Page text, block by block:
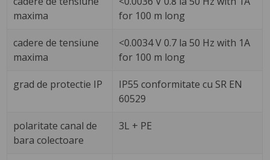
maxima
for 100 m long
cadere de tensiune
maxima
<0.0034 V 0.7 la 50 Hz with 1A
for 100 m long
grad de protectie IP
IP55 conformitate cu SR EN
60529
polaritate canal de
bara colectoare
3L + PE